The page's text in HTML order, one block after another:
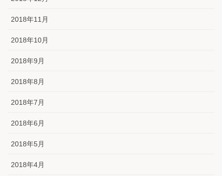
2018年11月
2018年10月
2018年9月
2018年8月
2018年7月
2018年6月
2018年5月
2018年4月